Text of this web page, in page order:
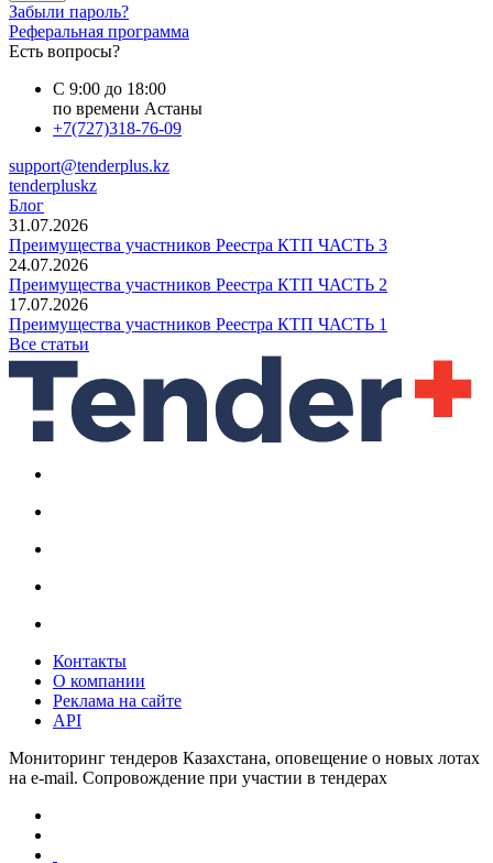
Забыли пароль?
Реферальная программа
Есть вопросы?
С 9:00 до 18:00
по времени Астаны
+7(727)318-76-09
support@tenderplus.kz
tenderpluskz
Блог
31.07.2026
Преимущества участников Реестра КТП ЧАСТЬ 3
24.07.2026
Преимущества участников Реестра КТП ЧАСТЬ 2
17.07.2026
Преимущества участников Реестра КТП ЧАСТЬ 1
Все статьи
Контакты
О компании
Реклама на сайте
API
Мониторинг тендеров Казахстана, оповещение о новых лотах
на e-mail. Сопровождение при участии в тендерах